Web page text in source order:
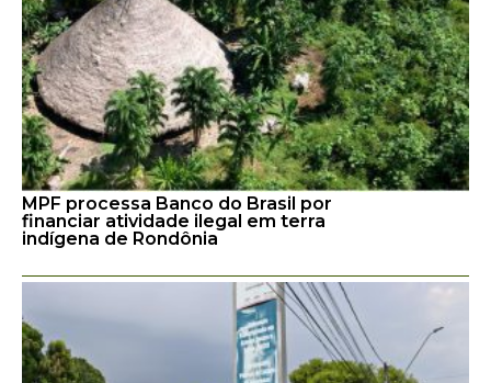
MPF processa Banco do Brasil por
financiar atividade ilegal em terra
indígena de Rondônia